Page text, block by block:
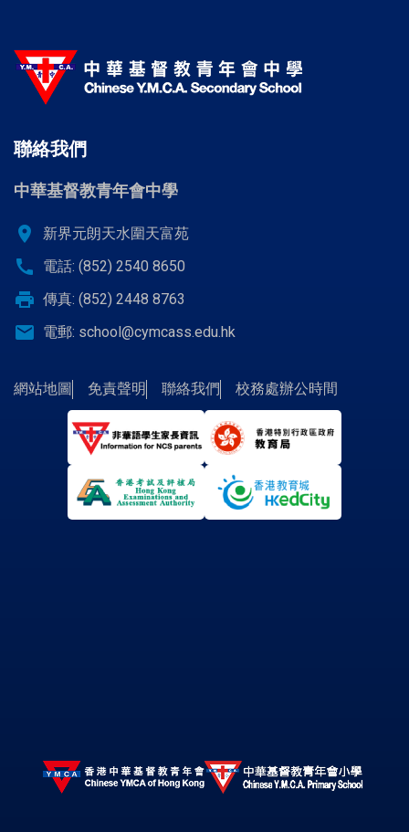
聯絡我們
中華基督教青年會中學
location_on 新界元朗天水圍天富苑
call 電話: (852) 2540 8650
print 傳真: (852) 2448 8763
email 電郵: school@cymcass.edu.hk
網站地圖 免責聲明 聯絡我們 校務處辦公時間